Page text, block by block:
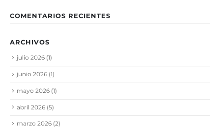
COMENTARIOS RECIENTES
ARCHIVOS
julio 2026 (1)
junio 2026 (1)
mayo 2026 (1)
abril 2026 (5)
marzo 2026 (2)